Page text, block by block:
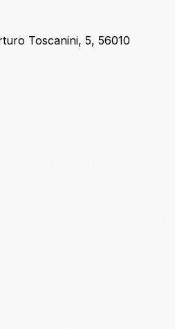
Toscanini, 5, 56010